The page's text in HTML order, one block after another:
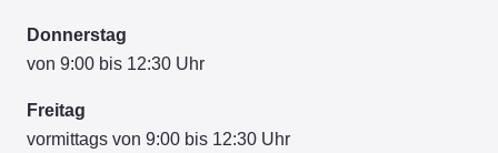
Donnerstag
von 9:00 bis 12:30 Uhr
Freitag
vormittags von 9:00 bis 12:30 Uhr